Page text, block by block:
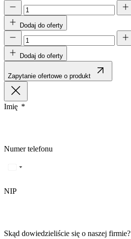
Dodaj do oferty
Dodaj do oferty
Zapytanie ofertowe o produkt
Imię
Numer telefonu
NIP
Skąd dowiedzieliście się o naszej firmie?